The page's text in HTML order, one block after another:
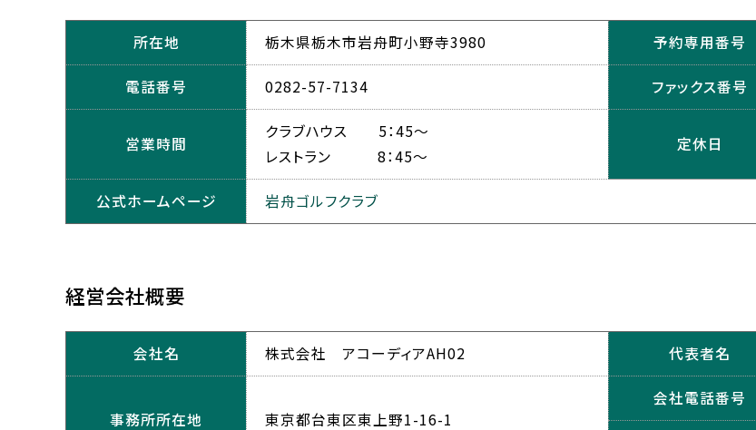
所在地 栃木県栃木市岩舟町小野寺3980 予約専用番号
電話番号 0282-57-7134 ファックス番号
営業時間
クラブハウス 5：45～
レストラン 8：45～
定休日
公式ホームページ 岩舟ゴルフクラブ
経営会社概要
会社名 株式会社 アコーディアAH02 代表者名
事務所所在地 東京都台東区東上野1-16-1
会社電話番号